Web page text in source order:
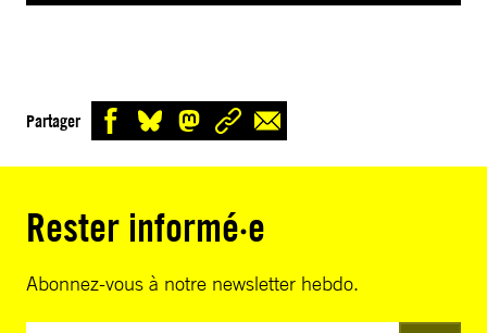
Partager
Rester informé·e
Abonnez-vous à notre newsletter hebdo.